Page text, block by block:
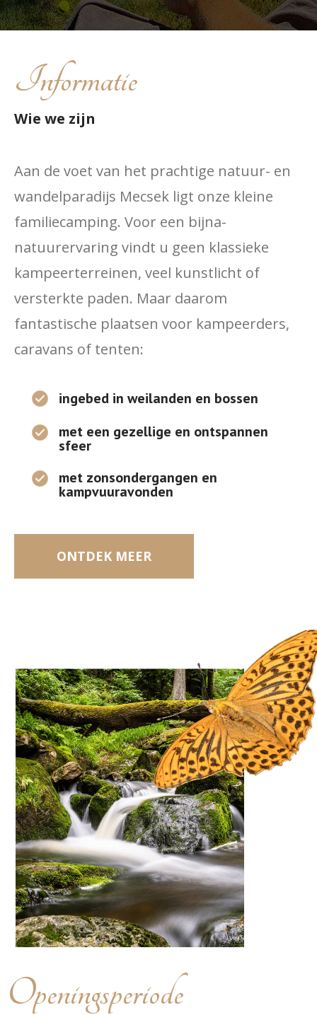
Informatie
Wie we zijn
Aan de voet van het prachtige natuur- en
wandelparadijs Mecsek ligt onze kleine
familiecamping. Voor een bijna-
natuurervaring vindt u geen klassieke
kampeerterreinen, veel kunstlicht of
versterkte paden. Maar daarom
fantastische plaatsen voor kampeerders,
caravans of tenten:
ingebed in weilanden en bossen
met een gezellige en ontspannen
sfeer
met zonsondergangen en
kampvuuravonden
ONTDEK MEER
Openingsperiode